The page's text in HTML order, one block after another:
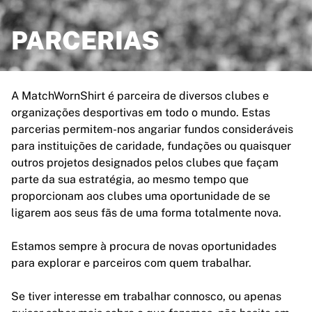
Destaques
Leilões do Campeonato do Mundo
Coleção de Lendas
MLS
Principais equipas
Inglaterra
Noruega
Estados Unidos
Paris Saint-Germain
FC Bayern München
Ver todas as equipas
Principais ligas
Premier League
La Liga
Ligue 1
PARCERIAS
A MatchWornShirt é parceira de diversos clubes e
organizações desportivas em todo o mundo. Estas
parcerias permitem-nos angariar fundos consideráveis
para instituições de caridade, fundações ou quaisquer
outros projetos designados pelos clubes que façam
parte da sua estratégia, ao mesmo tempo que
proporcionam aos clubes uma oportunidade de se
ligarem aos seus fãs de uma forma totalmente nova.
Estamos sempre à procura de novas oportunidades
para explorar e parceiros com quem trabalhar.
Se tiver interesse em trabalhar connosco, ou apenas